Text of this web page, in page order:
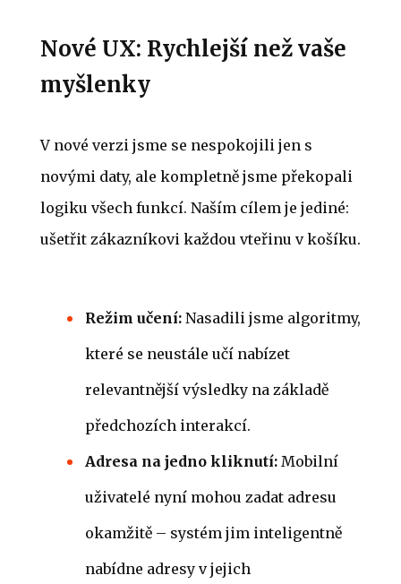
Nové UX: Rychlejší než vaše
myšlenky
V nové verzi jsme se nespokojili jen s
novými daty, ale kompletně jsme překopali
logiku všech funkcí. Naším cílem je jediné:
ušetřit zákazníkovi každou vteřinu v košíku.
Režim učení: Nasadili jsme algoritmy,
které se neustále učí nabízet
relevantnější výsledky na základě
předchozích interakcí.
Adresa na jedno kliknutí: Mobilní
uživatelé nyní mohou zadat adresu
okamžitě – systém jim inteligentně
nabídne adresy v jejich